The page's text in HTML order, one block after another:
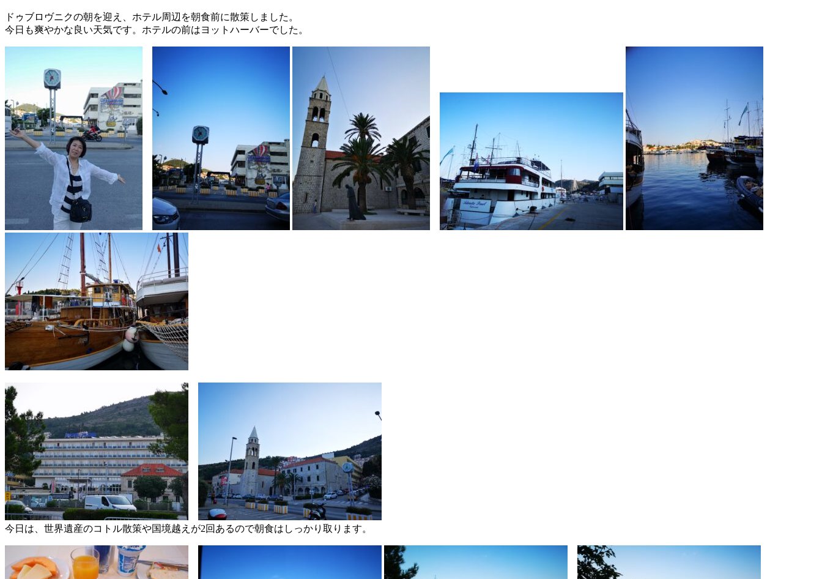
ドゥブロヴニクの朝を迎え、ホテル周辺を朝食前に散策しました。
今日も爽やかな良い天気です。ホテルの前はヨットハーバーでした。
今日は、世界遺産のコトル散策や国境越えが2回あるので朝食はしっかり取ります。